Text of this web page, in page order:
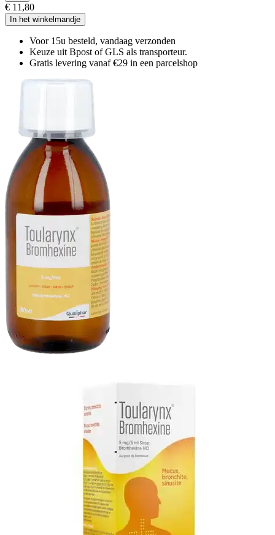
€ 11,80
In het winkelmandje
Voor 15u besteld, vandaag verzonden
Keuze uit Bpost of GLS als transporteur.
Gratis levering vanaf €29 in een parcelshop